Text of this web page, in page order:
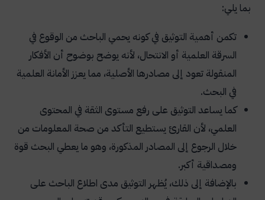
بما يلي:
تكمن أهمية التوثيق في كونه يحمي الباحث من الوقوع في
السرقة العلمية أو الانتحال، لأنه يوضح بوضوح أن الأفكار
المنقولة تعود إلى مصادرها الأصلية، مما يعزز الأمانة العلمية
في البحث.
كما يساعد التوثيق على رفع مستوى الثقة في المحتوى
العلمي، لأن القارئ يستطيع التأكد من صحة المعلومات من
خلال الرجوع إلى المصادر المذكورة، وهو ما يعطي البحث قوة
ومصداقية أكبر.
بالإضافة إلى ذلك، يُظهر التوثيق مدى اطلاع الباحث على